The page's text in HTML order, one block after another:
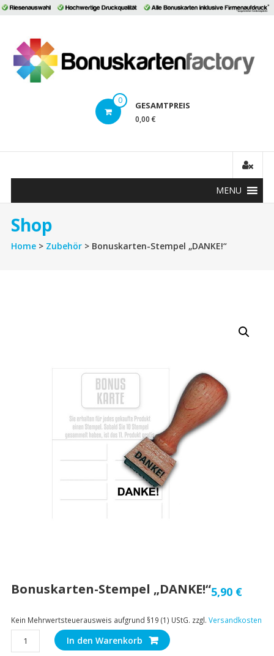
Inhalt
0 GESAMTPREIS
0,00 €
MENU
Shop
Home> Zubehör> Bonuskarten-Stempel „DANKE!“
Bonuskarten-Stempel „DANKE!“5,90 €
Kein Mehrwertsteuerausweis aufgrund §19 (1) UStG. zzgl. Versandkosten
Bonuskarten-
Stempel
In den Warenkorb